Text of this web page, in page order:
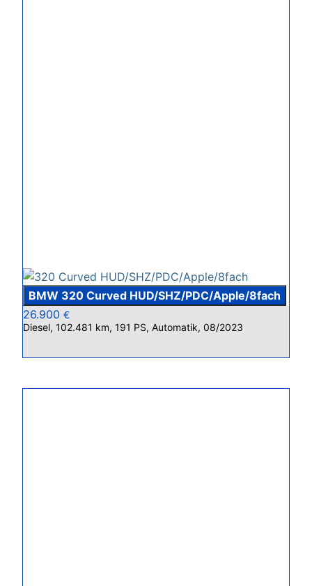
BMW 320 Curved HUD/SHZ/PDC/Apple/8fach
26.900 €
Diesel, 102.481 km, 191 PS, Automatik, 08/2023